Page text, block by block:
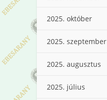
2025. október
2025. szeptember
2025. augusztus
2025. július